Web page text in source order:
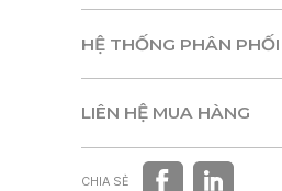
TRẢI NGHIỆM NHANH
HỆ THỐNG PHÂN PHỐI
HỆ THỐNG PHÂN PHỐI
LIÊN HỆ MUA HÀNG
LIÊN HỆ MUA HÀNG
CHIA SẺ